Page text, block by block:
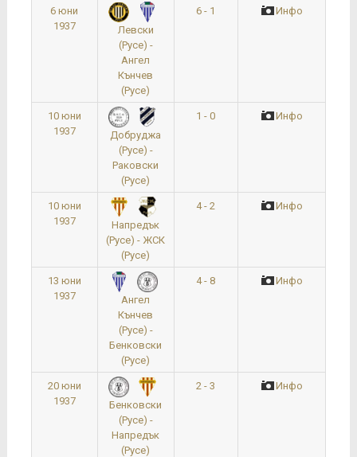
6 юни
1937
Левски
(Русе) -
Ангел
Кънчев
(Русе)
6 - 1 Инфо
10 юни
1937
Добруджа
(Русе) -
Раковски
(Русе)
1 - 0 Инфо
10 юни
1937
Напредък
(Русе) - ЖСК
(Русе)
4 - 2 Инфо
13 юни
1937
Ангел
Кънчев
(Русе) -
Бенковски
(Русе)
4 - 8 Инфо
20 юни
1937
Бенковски
(Русе) -
Напредък
(Русе)
2 - 3 Инфо